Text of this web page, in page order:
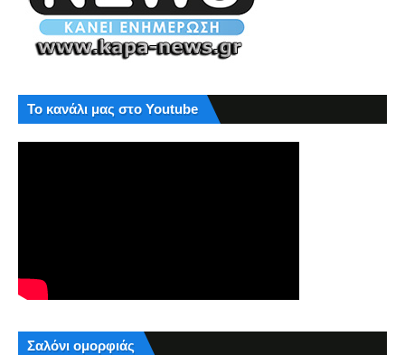
Το κανάλι μας στο Youtube
Σαλόνι ομορφιάς